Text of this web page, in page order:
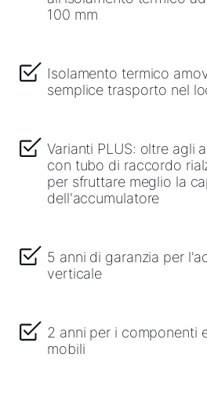
100 mm
Isolamento termico
semplice trasporto nel
Varianti PLUS: oltre agli
con tubo di raccordo
per sfruttare meglio la
dell'accumulatore
5 anni di garanzia per
verticale
2 anni per i componenti
mobili